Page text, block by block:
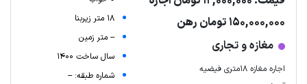
150,000,000 تومان رهن
مغازه و تجاری
اجاره مغازه ۱۸متری فیضیه
18 متر زیربنا
-- متر زمین
سال ساخت 1400
شماره طبقه: --